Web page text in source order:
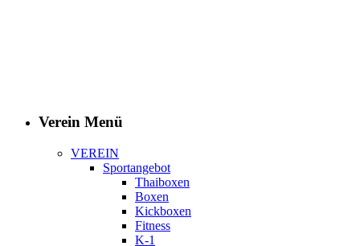
Verein Menü
VEREIN
Sportangebot
Thaiboxen
Boxen
Kickboxen
Fitness
K-1